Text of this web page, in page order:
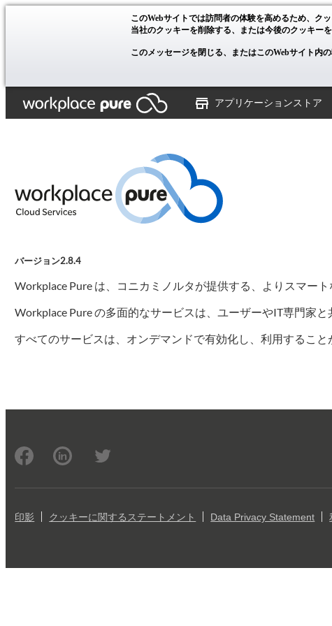
このWebサイトでは訪問者の体験を高めるため、ク
当社のクッキーを削除する、または今後のクッキー
このメッセージを閉じる、またはこのWebサイト内
アプリケーションストア
バージョン2.8.4
Workplace Pure は、コニカミノルタが提供する、よりスマー
Workplace Pure の多面的なサービスは、ユーザーやIT専門家
すべてのサービスは、オンデマンドで有効化し、利用するこ
印影 クッキーに関するステートメント Data Privacy Statement